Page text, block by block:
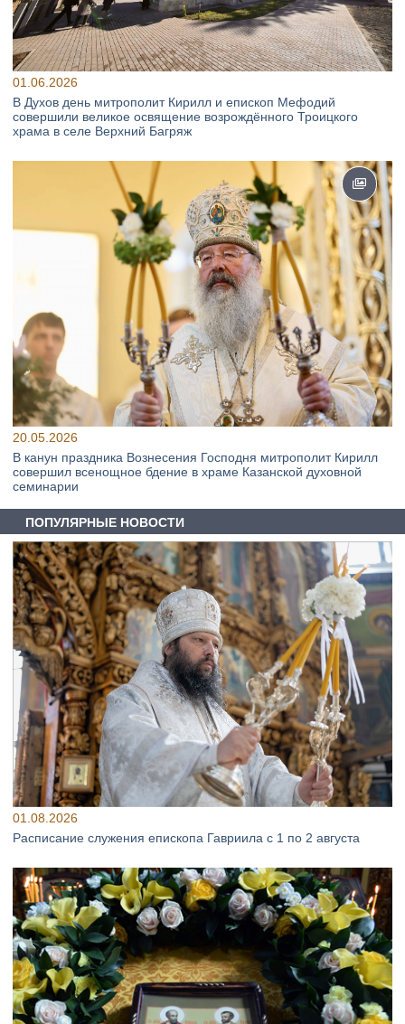
01.06.2026
В Духов день митрополит Кирилл и епископ Мефодий
совершили великое освящение возрождённого Троицкого
храма в селе Верхний Багряж
20.05.2026
В канун праздника Вознесения Господня митрополит Кирилл
совершил всенощное бдение в храме Казанской духовной
семинарии
ПОПУЛЯРНЫЕ НОВОСТИ
01.08.2026
Расписание служения епископа Гавриила с 1 по 2 августа